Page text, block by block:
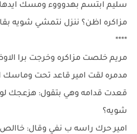
سليم ابتسم بهدوووء ومسك
مزاكره اظن؟ ننزل نتمشي شويه
****
مريم خلصت مزاكره وخرجت برا
مدمره لقت امير قاعد تحت وماسك
قعدت قدامه وهي بتقول: هزعجك
شويه؟
امير حرك راسه ب نفي وقال: خاالص